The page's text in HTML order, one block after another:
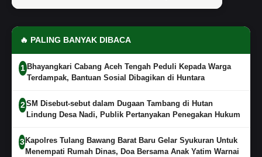
🔥 PALING BANYAK DIBACA
1 Bhayangkari Cabang Aceh Tengah Peduli Kepada Warga
Terdampak, Bantuan Sosial Dibagikan di Huntara
2SM Disebut-sebut dalam Dugaan Tambang di Hutan
Lindung Desa Nadi, Publik Pertanyakan Penegakan Hukum
3Kapolres Tulang Bawang Barat Baru Gelar Syukuran Untuk
Menempati Rumah Dinas, Doa Bersama Anak Yatim Warnai